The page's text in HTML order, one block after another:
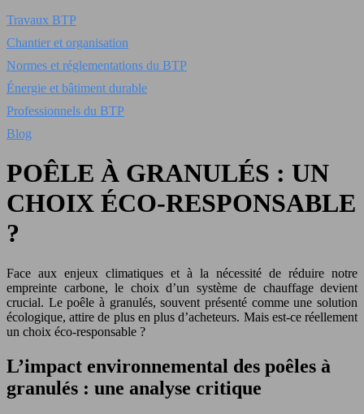
Travaux BTP
Chantier et organisation
Normes et réglementations du BTP
Énergie et bâtiment durable
Professionnels du BTP
Blog
POÊLE À GRANULÉS : UN
CHOIX ÉCO-RESPONSABLE
?
Face aux enjeux climatiques et à la nécessité de réduire notre
empreinte carbone, le choix d’un système de chauffage devient
crucial. Le poêle à granulés, souvent présenté comme une solution
écologique, attire de plus en plus d’acheteurs. Mais est-ce réellement
un choix éco-responsable ?
L’impact environnemental des poêles à
granulés : une analyse critique